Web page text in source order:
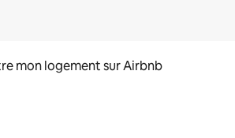
mon logement sur Airbnb